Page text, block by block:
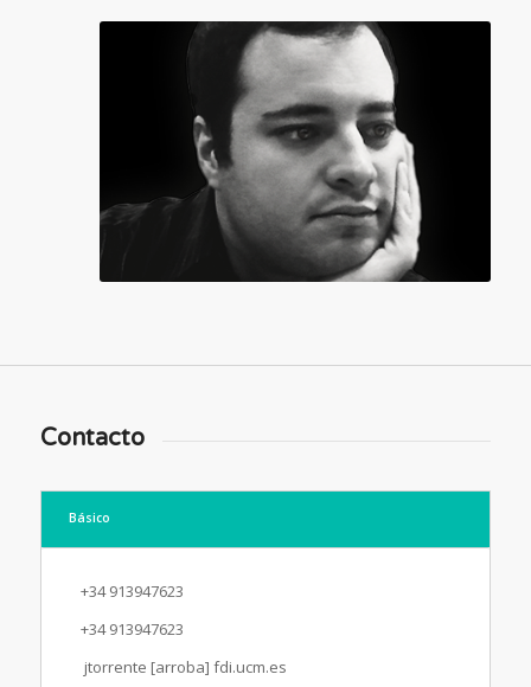
Contacto
Básico
+34 913947623
+34 913947623
jtorrente [arroba] fdi.ucm.es